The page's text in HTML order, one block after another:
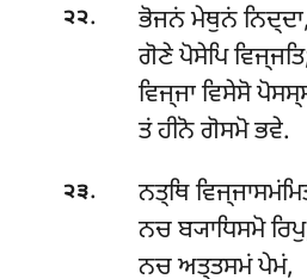
੨੨.
ਭੋਜਨਂ ਮੇਥੁਨਂ ਨਿਦ੍ਦਾ,
ਗੋਣੇ ਪੋਸੇਪਿ
ਵਿਜ੍ਜਾ ਵਿਸੇਸੋ
ਤਂ ਹੀਨੋ ਗੋਸਮੋ ਭਵੇ.
੨੩.
ਨਤ੍ਥਿ
ਨਚ ਬ੍ਯਾਧਿਸਮੋ
ਨਚਅਤ੍ਤਸਮਂ ਪੇਮਂ,